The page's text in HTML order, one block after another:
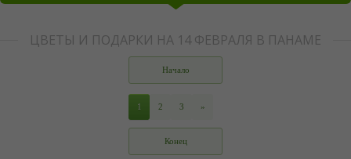
ЦВЕТЫ И ПОДАРКИ НА 14 ФЕВРАЛЯ В ПАНАМЕ
Начало
1 2 3 »
Конец